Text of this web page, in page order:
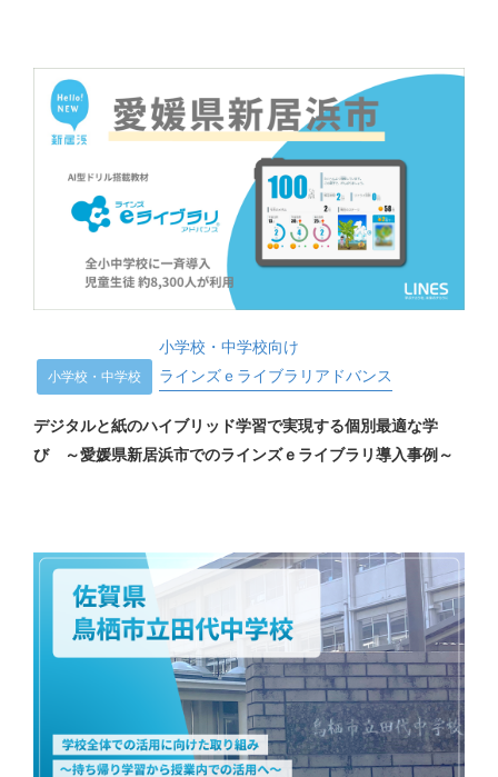
小学校・中学校
小学校・中学校向け
ラインズｅライブラリアドバンス
デジタルと紙のハイブリッド学習で実現する個別最適な学
び ～愛媛県新居浜市でのラインズｅライブラリ導入事例～